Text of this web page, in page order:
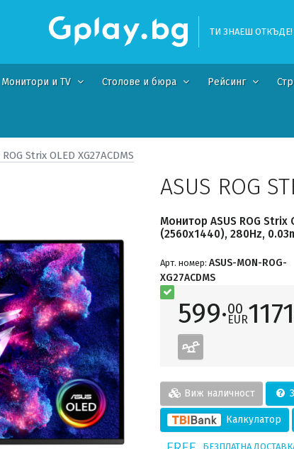
ТИ ЗНАЕШ ОТКЪДЕ!
Монитори и TV Столове и бюра Рейсинг
Strix OLED XG27ACDMS
ASUS ROG
Монитор ASUS ROG Strix
(2560x1440), 280Hz,
Арт. номер: ASUS-MON-ROG-
XG27ACDMS
599·00
EUR
Виж наличност
Калкулатор
БЕЗПЛАТНА